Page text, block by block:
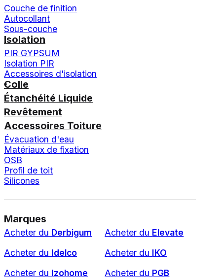
Couche de finition
Autocollant
Sous-couche
Isolation
PIR GYPSUM
Isolation PIR
Accessoires d'isolation
Colle
Étanchéité Liquide
Revêtement
Accessoires Toiture
Évacuation d'eau
Matériaux de fixation
OSB
Profil de toit
Silicones
Marques
Acheter du Derbigum Acheter du Elevate
Acheter du Idelco Acheter du IKO
Acheter du Izohome Acheter du PGB